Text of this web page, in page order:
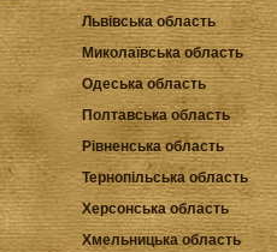
Львівська область
Миколаївська область
Одеська область
Полтавська область
Рівненська область
Тернопільська область
Херсонська область
Хмельницька область